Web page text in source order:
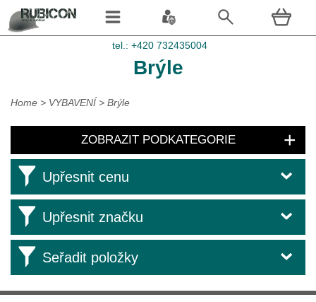
Brýle
Home > VYBAVENÍ > Brýle
ZOBRAZIT PODKATEGORIE
Upřesnit cenu
Upřesnit značku
Seřadit položky
tel.: +420 732435004